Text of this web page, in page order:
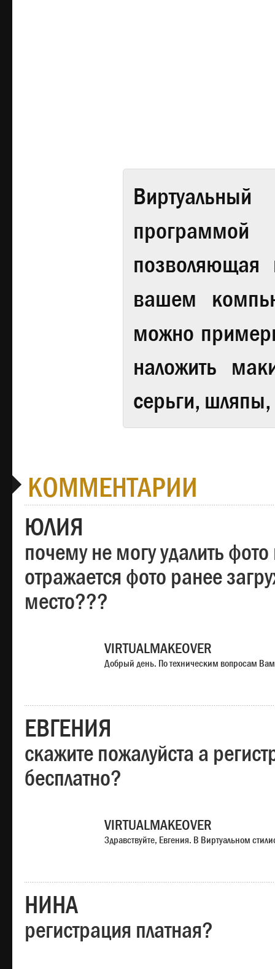
Виртуальный
вашем
можно
наложить
серьги,
КОММЕНТАРИИ
ЮЛИЯ
почему не могу удалить
отражается фото ранее
место???
VIRTUALMAKEOVER
Добрый день. По техническим вопросам
ЕВГЕНИЯ
скажите пожалуйста а
бесплатно?
VIRTUALMAKEOVER
Здравствуйте, Евгения. В Виртуальном
НИНА
регистрация платная?